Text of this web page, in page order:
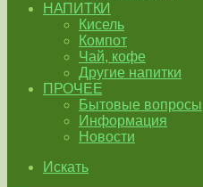
НАПИТКИ
Кисель
Компот
Чай, кофе
Другие напитки
ПРОЧЕЕ
Бытовые вопросы
Информация
Новости
Искать